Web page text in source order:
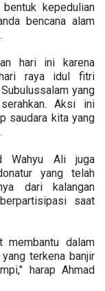
kepedulian
bencana alam
hari ini karena
raya idul fitri
yang
Aksi ini
saudara kita yang
Wahyu Ali juga
yang telah
dari kalangan
saat
membantu dalam
terkena banjir
harap Ahmad